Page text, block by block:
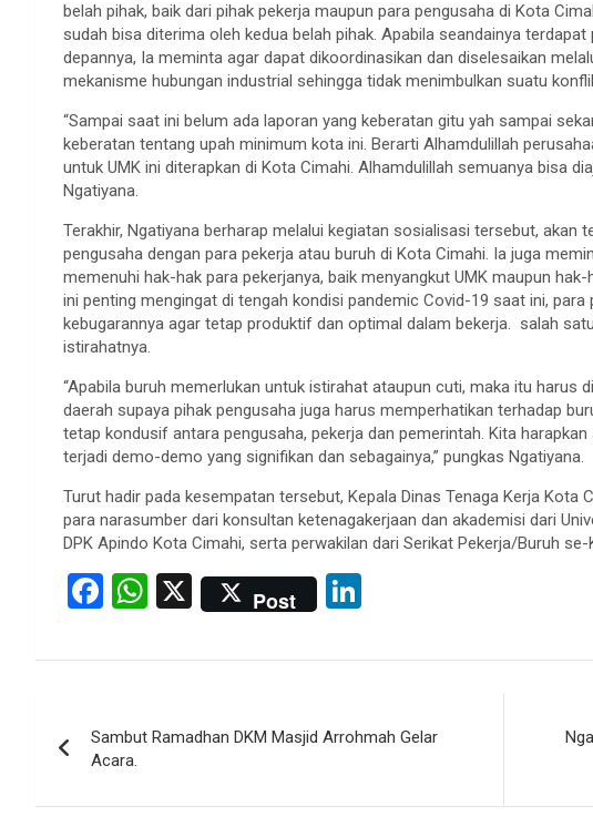
belah pihak, baik dari pihak pekerja maupun para pengusaha di Kota
sudah bisa diterima oleh kedua belah pihak. Apabila seandainya
depannya, Ia meminta agar dapat dikoordinasikan dan diselesaikan
mekanisme hubungan industrial sehingga tidak menimbulkan suatu
“Sampai saat ini belum ada laporan yang keberatan gitu yah sampai
keberatan tentang upah minimum kota ini. Berarti Alhamdulillah
untuk UMK ini diterapkan di Kota Cimahi. Alhamdulillah semuanya bisa
Ngatiyana.
Terakhir, Ngatiyana berharap melalui kegiatan sosialisasi tersebut, akan
pengusaha dengan para pekerja atau buruh di Kota Cimahi. Ia juga
memenuhi hak-hak para pekerjanya, baik menyangkut UMK maupun
ini penting mengingat di tengah kondisi pandemic Covid-19 saat ini,
kebugarannya agar tetap produktif dan optimal dalam bekerja. salah
istirahatnya.
“Apabila buruh memerlukan untuk istirahat ataupun cuti, maka itu harus
daerah supaya pihak pengusaha juga harus memperhatikan terhadap
tetap kondusif antara pengusaha, pekerja dan pemerintah. Kita
terjadi demo-demo yang signifikan dan sebagainya,” pungkas Ngatiyana.
Turut hadir pada kesempatan tersebut, Kepala Dinas Tenaga Kerja Kota
para narasumber dari konsultan ketenagakerjaan dan akademisi dari
DPK Apindo Kota Cimahi, serta perwakilan dari Serikat Pekerja/Buruh se-
F
ce
o
o
k
W
at
A
p
X Post
ke
n
navigation
Sambut Ramadhan DKM Masjid Arrohmah Gelar
Acara.